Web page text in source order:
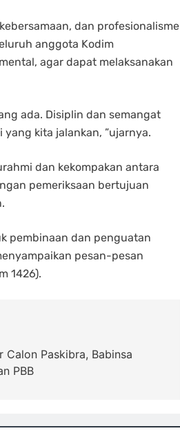
dan profesionalisme
anggota Kodim
agar dapat melaksanakan
ada. Disiplin dan semangat
kita jalankan, ”ujarnya.
dan kekompakan antara
pemeriksaan bertujuan
pembinaan dan penguatan
pesan-pesan
1426).
Calon Paskibra, Babinsa
PBB